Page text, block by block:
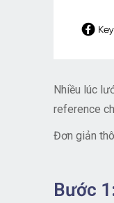
Nhiều lúc
reference
Đơn giản
Bước